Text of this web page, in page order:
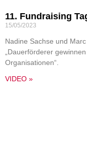
11. Fundraising
15/05/2023
Nadine Sachse und
„Dauerförderer
Organisationen“.
VIDEO »